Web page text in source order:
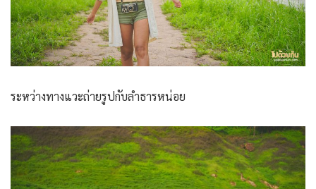
ระหว่างทางแวะถ่ายรูปกับลำธารหน่อย